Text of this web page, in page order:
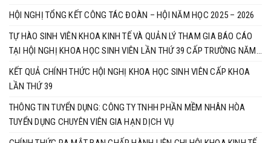
HỘI NGHỊ TỔNG KẾT CÔNG TÁC ĐOÀN – HỘI NĂM HỌC 2025 – 2026
TỰ HÀO SINH VIÊN KHOA KINH TẾ VÀ QUẢN LÝ THAM GIA BÁO CÁO
TẠI HỘI NGHỊ KHOA HỌC SINH VIÊN LẦN THỨ 39 CẤP TRƯỜNG NĂM
HỌC 2025–2026
KẾT QUẢ CHÍNH THỨC HỘI NGHỊ KHOA HỌC SINH VIÊN CẤP KHOA
LẦN THỨ 39
THÔNG TIN TUYỂN DỤNG: CÔNG TY TNHH PHẦN MỀM NHÂN HÒA
TUYỂN DỤNG CHUYÊN VIÊN GIA HẠN DỊCH VỤ